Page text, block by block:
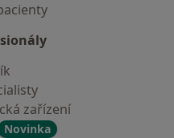
zařízení
Novinka